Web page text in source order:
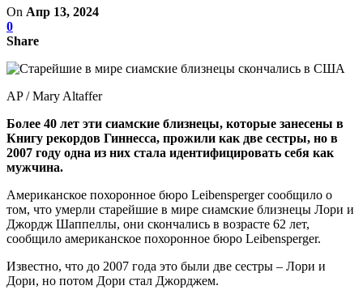
On Апр 13, 2024
0
Share
AP / Mary Altaffer
Более 40 лет эти сиамские близнецы, которые занесены в
Книгу рекордов Гиннесса, прожили как две сестры, но в
2007 году одна из них стала идентифицировать себя как
мужчина.
Американское похоронное бюро Leibensperger сообщило о
том, что умерли старейшие в мире сиамские близнецы Лори и
Джордж Шаппеллы, они скончались в возрасте 62 лет,
сообщило американское похоронное бюро Leibensperger.
Известно, что до 2007 года это были две сестры – Лори и
Дори, но потом Дори стал Джорджем.